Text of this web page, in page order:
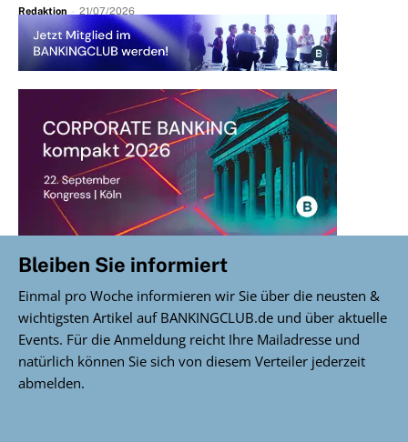
Redaktion - 21/07/2026
Bleiben Sie informiert
Einmal pro Woche informieren wir Sie über die neusten &
wichtigsten Artikel auf BANKINGCLUB.de und über aktuelle
Events. Für die Anmeldung reicht Ihre Mailadresse und
natürlich können Sie sich von diesem Verteiler jederzeit
abmelden.